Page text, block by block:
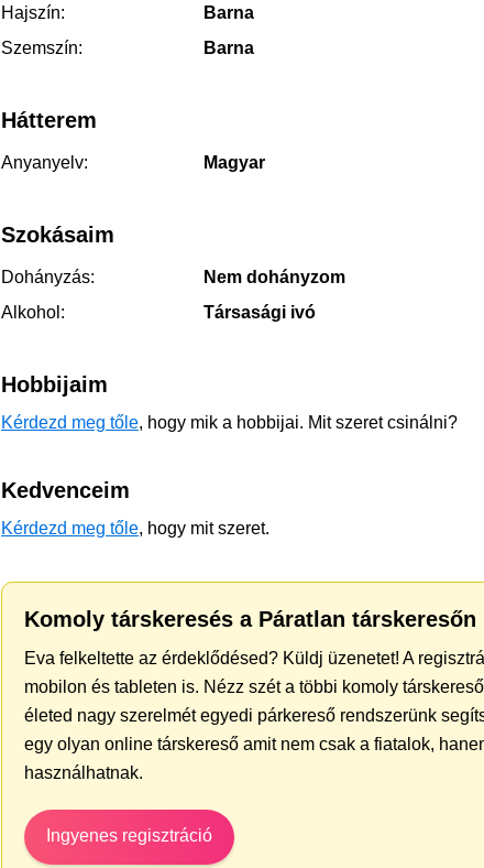
Hajszín:
Barna
Szemszín:
Barna
Hátterem
Anyanyelv: Magyar
Szokásaim
Dohányzás:
Nem dohányzom
Alkohol:
Társasági ivó
Hobbijaim
Kérdezd meg tőle, hogy mik a hobbijai. Mit szeret csinálni?
Kedvenceim
Kérdezd meg tőle, hogy mit szeret.
Komoly társkeresés a Páratlan társkeresőn
Eva felkeltette az érdeklődésed? Küldj üzenetet! A
mobilon és tableten is. Nézz szét a többi komoly
életed nagy szerelmét egyedi párkereső rendszerünk
egy olyan online társkereső amit nem csak a fiatalok,
használhatnak.
Ingyenes regisztráció